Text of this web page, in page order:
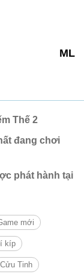
ML
Thế 2
đang chơi
phát hành tại
mới
kíp
Cửu Tinh